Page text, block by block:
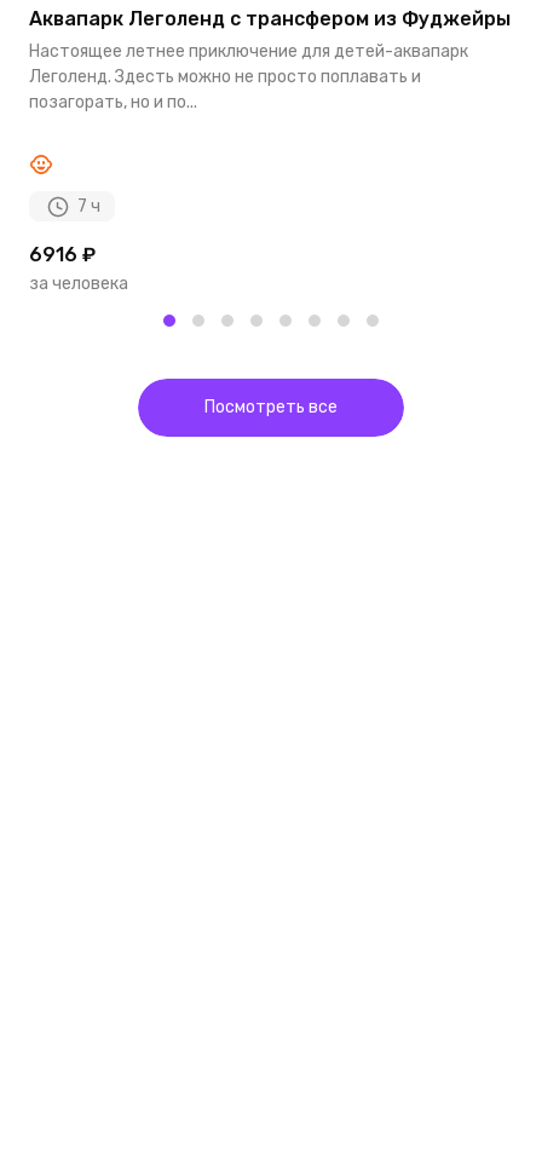
Аквапарк Леголенд с трансфером из Фуджейры
Настоящее летнее приключение для детей-аквапарк
Леголенд. Здесть можно не просто поплавать и
позагорать, но и по...
7 ч
6916 ₽
за человека
Посмотреть все